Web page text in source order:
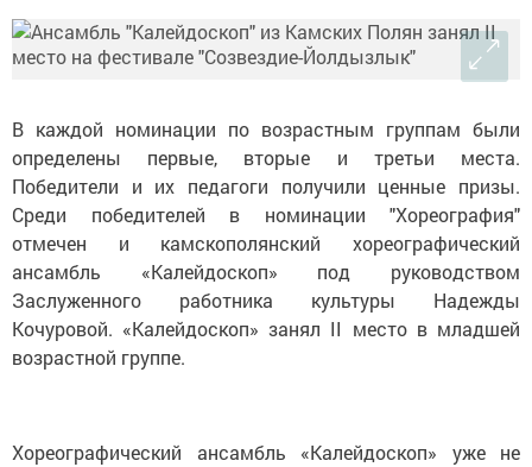
В каждой номинации по возрастным группам были
определены первые, вторые и третьи места.
Победители и их педагоги получили ценные призы.
Среди победителей в номинации "Хореография"
отмечен и камскополянский хореографический
ансамбль «Калейдоскоп» под руководством
Заслуженного работника культуры Надежды
Кочуровой. «Калейдоскоп» занял II место в младшей
возрастной группе.
Хореографический ансамбль «Калейдоскоп» уже не